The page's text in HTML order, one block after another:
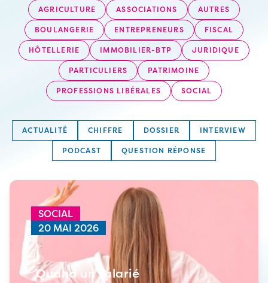
AGRICULTURE ASSOCIATIONS
AUTRES
BOULANGERIE
ENTREPRENEURS
FISCAL
HÔTELLERIE
IMMOBILIER-BTP
JURIDIQUE
PARTICULIERS
PATRIMOINE
PROFESSIONS LIBÉRALES
SOCIAL
ACTUALITÉ CHIFFRE DOSSIER
INTERVIEW
PODCAST
QUESTION RÉPONSE
SOCIAL
20 MAI 2026
Quand un salarié